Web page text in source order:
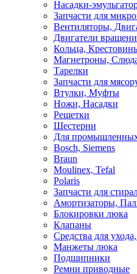
Насадки-
Запчасти для
Вентиляторы,
Двигатели
Кольца,
Магнетроны,
Тарелки
Запчасти для
Втулки, Муфты
Ножи, Насадки
Решетки
Шестерни
Для
Bosch, Siemens
Braun
Moulinex, Tefal
Polaris
Запчасти для
Амортизаторы,
Блокировки люка
Клапаны
Средства для
Манжеты люка
Подшипники
Ремни приводные